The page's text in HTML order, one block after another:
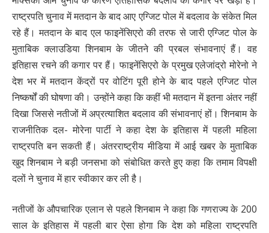
राष्ट्रपति चुनाव में मतदान के बाद आए एग्जिट पोल में बदलाव के संकेत मिल
रहे हैं। मतदान के बाद एल फाइनेंसिएरो की तरफ से जारी एग्जिट पोल के
मुताबिक क्लाउडिया शिनबाम के जीतने की प्रबल संभावनाएं हैं। वह
इतिहास रचने की कगार पर हैं। फाइनेंसिएरो के प्रमुख एलेजांद्रो मोरेनो ने
देश भर में मतदान केंद्रों पर वोटिंग पूरी होने के बाद पहले एग्जिट पोल
निष्कर्षों की घोषणा की। उन्होंने कहा कि कहीं भी मतदान में इतना अंतर नहीं
दिखा जिससे नतीजों में अप्रत्याशित बदलाव की संभावनाएं हों। शिनबाम के
राजनीतिक दल- मोरेना पार्टी ने कहा देश के इतिहास में पहली महिला
राष्ट्रपति बन सकती हैं। अंतरराष्ट्रीय मीडिया में आई खबर के मुताबिक
खुद शिनबाम ने बड़ी जनसभा को संबोधित करते हुए कहा कि तमाम विपक्षी
दलों ने चुनाव में हार स्वीकार कर ली है।
नतीजों के औपचारिक एलान से पहले शिनबाम ने कहा कि गणराज्य के 200
साल के इतिहास में पहली बार ऐसा होगा कि देश को महिला राष्ट्रपति